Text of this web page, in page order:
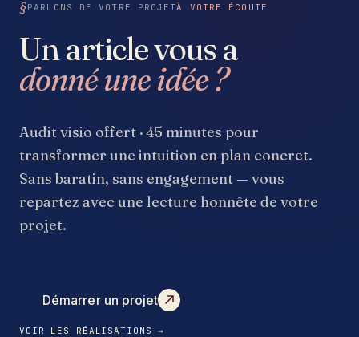
PARLONS DE VOTRE PROJETÀ VOTRE ÉCOUTE
Un article vous a
donné une idée ?
Audit visio offert · 45 minutes pour
transformer une intuition en plan concret.
Sans baratin, sans engagement — vous
repartez avec une lecture honnête de votre
projet.
Démarrer un projet
VOIR LES RÉALISATIONS →